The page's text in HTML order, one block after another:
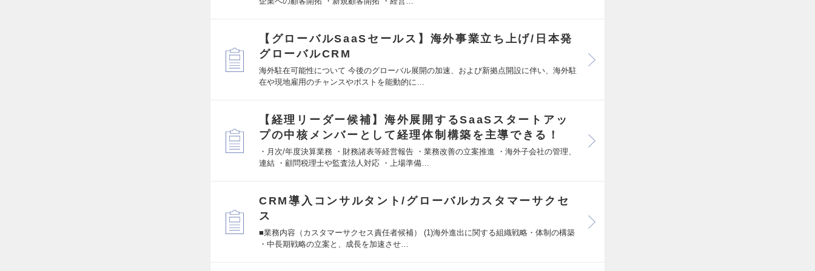
【グローバルSaaSセールス】海外事業立ち上げ/日本発
グローバルCRM
海外駐在可能性について 今後のグローバル展開の加速、および新拠点開設に伴い、海外駐
在や現地雇用のチャンスやポストを能動的に…
【経理リーダー候補】海外展開するSaaSスタートアッ
プの中核メンバーとして経理体制構築を主導できる！
・月次/年度決算業務 ・財務諸表等経営報告 ・業務改善の立案推進 ・海外子会社の管理、
連結 ・顧問税理士や監査法人対応 ・上場準備…
CRM導入コンサルタント/グローバルカスタマーサクセ
ス
■業務内容（カスタマーサクセス責任者候補） (1)海外進出に関する組織戦略・体制の構築
・中長期戦略の立案と、成長を加速させ…